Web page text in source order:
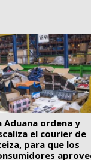
Aduana ordena y
el courier de
para que los